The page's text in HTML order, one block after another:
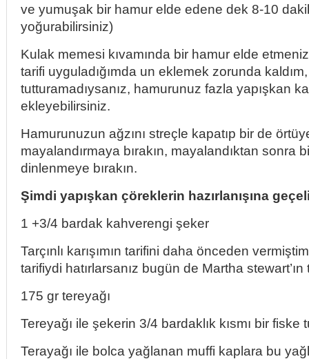
ve yumuşak bir hamur elde edene dek 8-10
yoğurabilirsiniz)
Kulak memesi kıvamında bir hamur elde
tarifi uyguladığımda un eklemek zorunda kaldım,
tutturamadıysanız, hamurunuz fazla yapışkan
ekleyebilirsiniz.
Hamurunuzun ağzını streçle kapatıp bir de
mayalandırmaya bırakın, mayalandıktan sonra
dinlenmeye bırakın.
Şimdi yapışkan çöreklerin hazırlanışına
1 +3/4 bardak kahverengi şeker
Tarçınlı karışımın tarifini daha önceden
tarifiydi hatırlarsanız bugün de Martha
175 gr tereyağı
Tereyağı ile şekerin 3/4 bardaklık kısmı bir fiske
Terayağı ile bolca yağlanan muffi kaplara bu